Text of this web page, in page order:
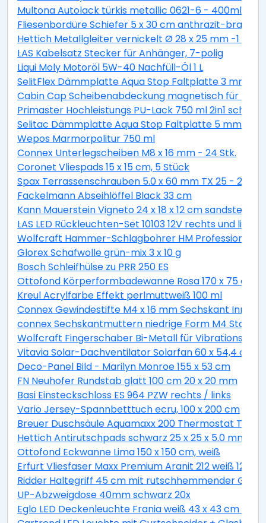
Multona Autolack türkis metallic 0621-6 - 400ml
Fliesenbordüre Schiefer 5 x 30 cm anthrazit-braun
Hettich Metallgleiter vernickelt Ø 28 x 25 mm -1
LAS Kabelsatz Stecker für Anhänger, 7-polig
Liqui Moly Motoröl 5W-40 Nachfüll-Öl 1 L
SelitFlex Dämmplatte Aqua Stop Faltplatte 3 mm
Cabin Cap Scheibenabdeckung magnetisch für
Primaster Hochleistungs PU-Lack 750 ml 2in1
Selitac Dämmplatte Aqua Stop Faltplatte 5 mm
Wepos Marmorpolitur 750 ml
Connex Unterlegscheiben M8 x 16 mm - 24 Stk.
Coronet Vliespads 15 x 15 cm, 5 Stück
Spax Terrassenschrauben 5.0 x 60 mm TX 25 - 200
Fackelmann Abseihlöffel Black 33 cm
Kann Mauerstein Vigneto 24 x 18 x 12 cm
LAS LED Rückleuchten-Set 10103 12V rechts und links
Wolfcraft Hammer-Schlagbohrer HM Professional
Glorex Schafwolle grün-mix 3 x 10 g
Bosch Schleifhülse zu PRR 250 ES
Ottofond Körperformbadewanne Rosa 170 x 75 cm,
Kreul Acrylfarbe Effekt perlmuttweiß 100 ml
Connex Gewindestifte M4 x 16 mm Sechskant Innen
connex Sechskantmuttern niedrige Form M4 Stahl
Wolfcraft Fingerschaber Bi-Metall für
Vitavia Solar-Dachventilator Solarfan 60 x 54,4 cm
Deco-Panel Bild - Marilyn Monroe 155 x 53 cm
FN Neuhofer Rundstab glatt 100 cm 20 x 20 mm
Basi Einsteckschloss ES 964 PZW rechts / links
Vario Jersey-Spannbetttuch ecru, 100 x 200 cm
Breuer Duschsäule Aquamaxx 200 Thermostat
Hettich Antirutschpads schwarz 25 x 25 x 5.0 mm -
Ottofond Eckwanne Lima 150 x 150 cm, weiß
Erfurt Vliesfaser Maxx Premium Aranit 212 weiß 12,5 x
Ridder Haltegriff 45 cm mit rutschhemmender
UP-Abzweigdose 40mm schwarz 20x
Eglo LED Deckenleuchte Frania weiß 43 x 43 cm